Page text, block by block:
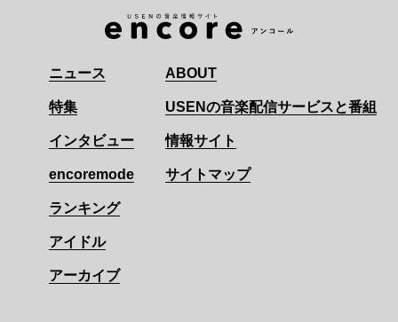
ニュース
特集
インタビュー
encoremode
ランキング
アイドル
アーカイブ
ABOUT
USENの音楽配信サービスと番組
情報サイト
サイトマップ